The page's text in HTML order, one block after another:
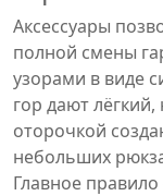
Аксессуары
полной смены
узорами в виде
гор дают
оторочкой
небольших
Главное правило